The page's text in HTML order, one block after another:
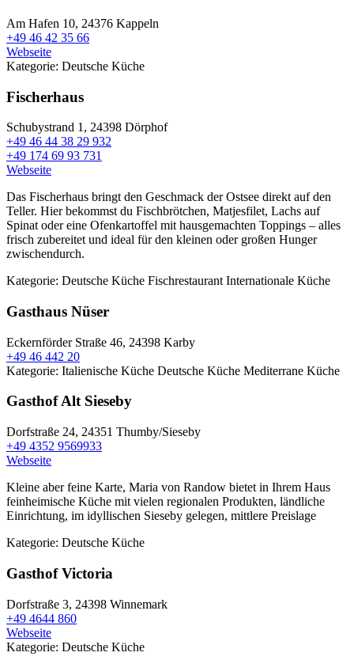
Am Hafen 10, 24376 Kappeln
+49 46 42 35 66
Webseite
Kategorie: Deutsche Küche
Fischerhaus
Schubystrand 1, 24398 Dörphof
+49 46 44 38 29 932
+49 174 69 93 731
Webseite
Das Fischerhaus bringt den Geschmack der Ostsee direkt auf den
Teller. Hier bekommst du Fischbrötchen, Matjesfilet, Lachs auf
Spinat oder eine Ofenkartoffel mit hausgemachten Toppings – alles
frisch zubereitet und ideal für den kleinen oder großen Hunger
zwischendurch.
Kategorie: Deutsche Küche Fischrestaurant Internationale Küche
Gasthaus Nüser
Eckernförder Straße 46, 24398 Karby
+49 46 442 20
Kategorie: Italienische Küche Deutsche Küche Mediterrane Küche
Gasthof Alt Sieseby
Dorfstraße 24, 24351 Thumby/Sieseby
+49 4352 9569933
Webseite
Kleine aber feine Karte, Maria von Randow bietet in Ihrem Haus
feinheimische Küche mit vielen regionalen Produkten, ländliche
Einrichtung, im idyllischen Sieseby gelegen, mittlere Preislage
Kategorie: Deutsche Küche
Gasthof Victoria
Dorfstraße 3, 24398 Winnemark
+49 4644 860
Webseite
Kategorie: Deutsche Küche